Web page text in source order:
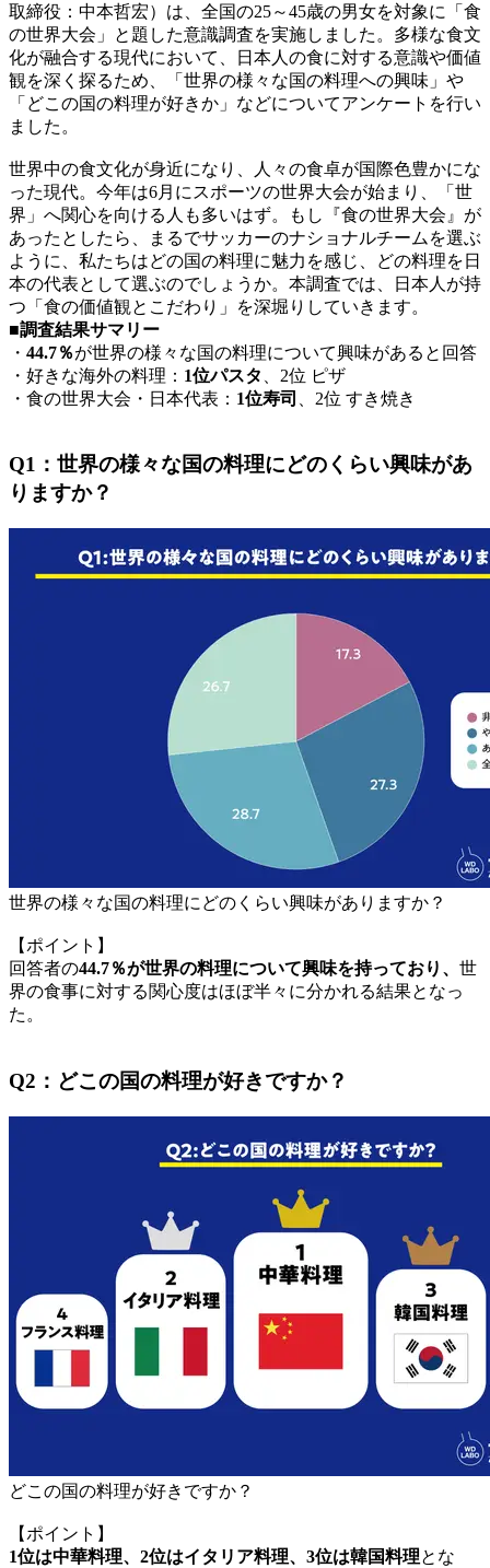
取締役：中本哲宏）は、全国の25～45歳の男女を対象に「食
の世界大会」と題した意識調査を実施しました。多様な食文
化が融合する現代において、日本人の食に対する意識や価値
観を深く探るため、「世界の様々な国の料理への興味」や
「どこの国の料理が好きか」などについてアンケートを行い
ました。
世界中の食文化が身近になり、人々の食卓が国際色豊かにな
った現代。今年は6月にスポーツの世界大会が始まり、「世
界」へ関心を向ける人も多いはず。もし『食の世界大会』が
あったとしたら、まるでサッカーのナショナルチームを選ぶ
ように、私たちはどの国の料理に魅力を感じ、どの料理を日
本の代表として選ぶのでしょうか。本調査では、日本人が持
つ「食の価値観とこだわり」を深堀りしていきます。
■調査結果サマリー
・ 44.7％が世界の様々な国の料理について興味があると回答
・好きな海外の料理： 1位パスタ
、2位 ピザ
・食の世界大会・日本代表： 1位寿司 、2位 すき焼き
Q1：世界の様々な国の料理にどのくらい興味があ
りますか？
世界の様々な国の料理にどのくらい興味がありますか？
【ポイント】
回答者の44.7％が世界の料理について興味を持っており、 世
界の食事に対する関心度はほぼ半々に分かれる結果となっ
た。
Q2：どこの国の料理が好きですか？
どこの国の料理が好きですか？
【ポイント】
1位は中華料理、2位はイタリア料理、3位は韓国料理とな